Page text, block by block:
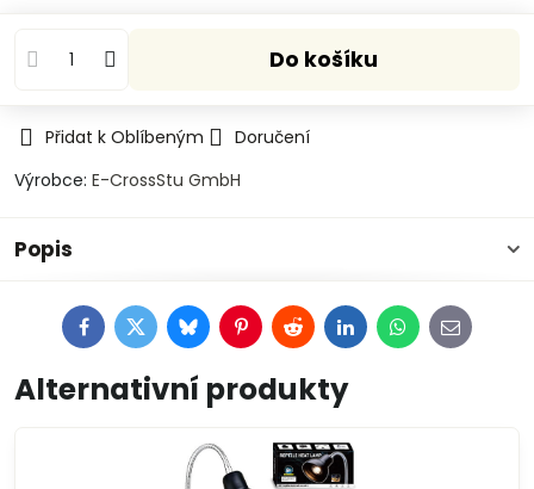
Do košíku
Přidat k Oblíbeným
Doručení
Výrobce: E-CrossStu GmbH​
Popis
FacebookTwitterBlueskyPinterestRedditLinkedInWhatsApp
E-
mail
Alternativní produkty